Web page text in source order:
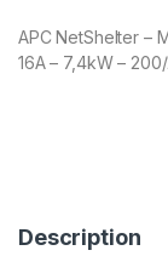
APC NetShelter –
16A – 7,4kW –
Description